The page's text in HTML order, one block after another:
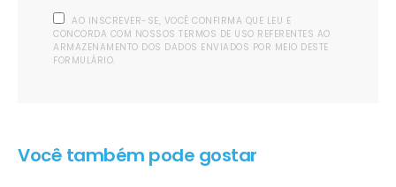
AO INSCREVER-SE, VOCÊ CONFIRMA QUE LEU E
CONCORDA COM NOSSOS TERMOS DE USO REFERENTES AO
ARMAZENAMENTO DOS DADOS ENVIADOS POR MEIO DESTE
FORMULÁRIO.
Você também pode gostar